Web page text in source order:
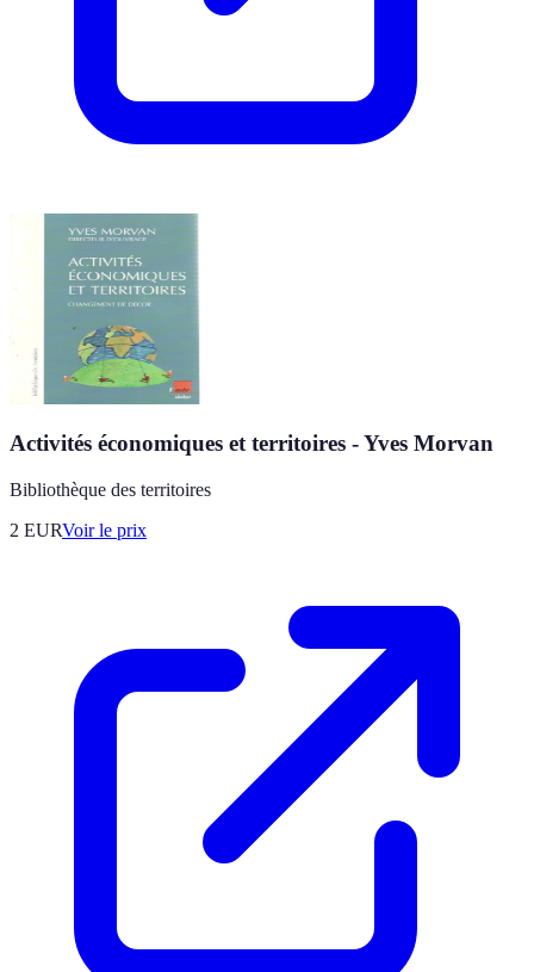
Activités économiques et territoires - Yves Morvan
Bibliothèque des territoires
2 EURVoir le prix